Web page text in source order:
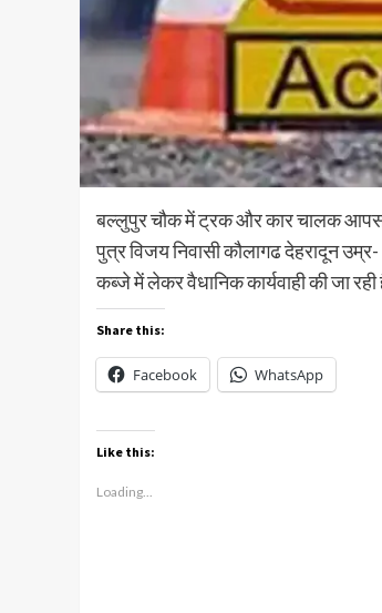
बल्लुपुर चौक में ट्रक और कार चालक आपस
पुत्र विजय निवासी कौलागढ देहरादून
कब्जे में लेकर वैधानिक कार्यवाही की जा रही
Share this:
Facebook WhatsApp
Like this:
Loading...